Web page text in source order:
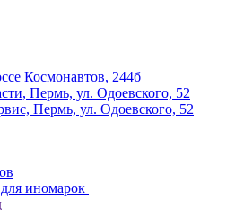
Космонавтов, 244б
Пермь, ул. Одоевского, 52
Пермь, ул. Одоевского, 52
иномарок